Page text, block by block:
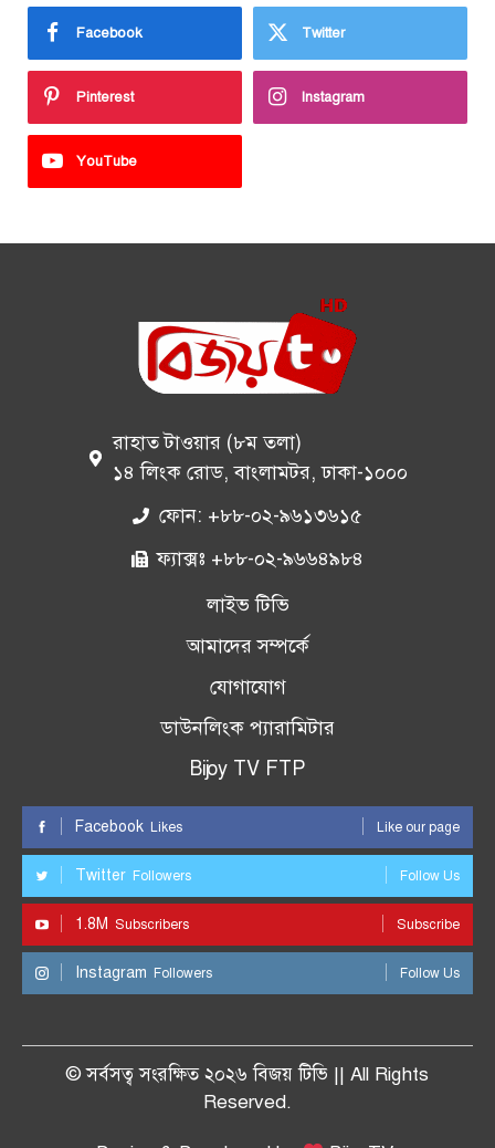
Facebook Twitter
Pinterest Instagram
YouTube
রাহাত টাওয়ার (৮ম তলা)
১৪ লিংক রোড, বাংলামটর, ঢাকা-১০০০
ফোন: +৮৮-০২-৯৬১৩৬১৫
ফ্যাক্সঃ +৮৮-০২-৯৬৬৪৯৮৪
লাইভ টিভি
আমাদের সম্পর্কে
যোগাযোগ
ডাউনলিংক প্যারামিটার
Bijoy TV FTP
Facebook Likes Like our page
Twitter Followers Follow Us
1.8M Subscribers Subscribe
Instagram Followers Follow Us
© সর্বসত্ব সংরক্ষিত ২০২৬ বিজয় টিভি || All Rights
Reserved.